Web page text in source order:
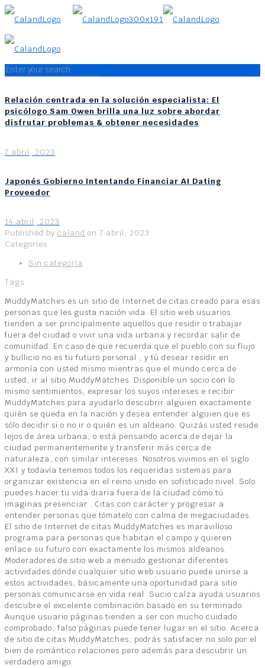
Relación centrada en la solución especialista: El
psicólogo Sam Owen brilla una luz sobre abordar
disfrutar problemas & obtener necesidades
7 abril, 2023
Japonés Gobierno Intentando Financiar AI Dating
Proveedor
14 abril, 2023
Published by caland on 7 abril, 2023
Categories
Sin categoría
Tags
MuddyMatches es un sitio de Internet de citas creado para esas
personas que les gusta nación vida. El sitio web usuarios
tienden a ser principalmente aquellos que residir o trabajar
fuera del ciudad o vivir una vida urbana y recordar salir de
comunidad. En caso de que recuerda que el pueblo con su flujo
y bullicio no es tu futuro personal , y tú desear residir en
armonía con usted mismo mientras que el mundo cerca de
usted, ir al sitio MuddyMatches. Disponible un socio con lo
mismo sentimientos, expresar los suyos intereses e recibir
MuddyMatches para ayudarlo descubrir alguien exactamente
quién se queda en la nación y desea entender alguien que es
sólo decidir si o no ir o quién es un aldeano. Quizás usted reside
lejos de área urbana, o está pensando acerca de dejar la
ciudad permanentemente y transferir más cerca de
naturaleza, con similar intereses. Nosotros vivimos en el siglo
XXI y todavía tenemos todos los requeridas sistemas para
organizar existencia en el reino unido en sofisticado nivel. Solo
puedes hacer tu vida diaria ​​fuera de la ciudad cómo tú
imaginas presenciar . Citas con carácter y progresar a
entender personas que tómatelo con calma de megaciudades.
El sitio de Internet de citas MuddyMatches es maravilloso
programa para personas que habitan el campo y quieren
enlace su futuro con exactamente los mismos aldeanos.
Moderadores de sitio web a menudo gestionar diferentes
actividades dónde cualquier sitio web usuario puede unirse a
estos actividades, básicamente una oportunidad para sitio
personas comunicarse en vida real. Sucio calza ayuda usuarios
descubre el excelente combinación basado en su terminado.
Aunque usuario páginas tienden a ser con mucho cuidado
comprobado, falso páginas puede tener lugar en el sitio. Acerca
de sitio de citas MuddyMatches, podrás satisfacer no solo por el
bien de romántico relaciones pero además para descubrir un
verdadero amigo.